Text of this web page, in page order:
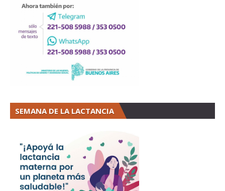
SEMANA DE LA LACTANCIA